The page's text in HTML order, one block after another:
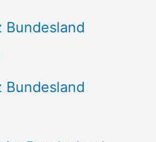
Bundesland
Bundesland